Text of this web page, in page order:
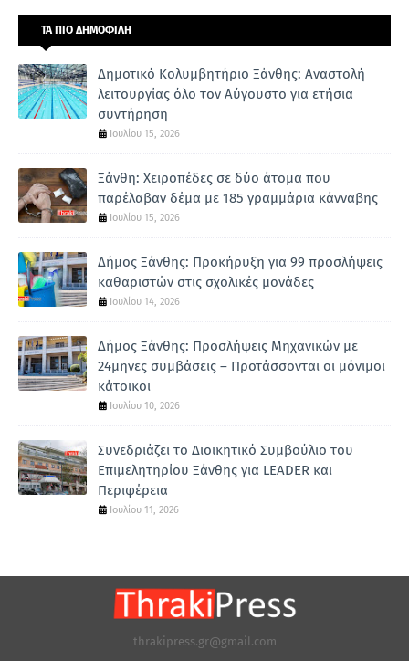
ΤΑ ΠΙΟ ΔΗΜΟΦΙΛΗ
Δημοτικό Κολυμβητήριο Ξάνθης: Αναστολή
λειτουργίας όλο τον Αύγουστο για ετήσια
συντήρηση
Ιουλίου 15, 2026
Ξάνθη: Χειροπέδες σε δύο άτομα που
παρέλαβαν δέμα με 185 γραμμάρια κάνναβης
Ιουλίου 15, 2026
Δήμος Ξάνθης: Προκήρυξη για 99 προσλήψεις
καθαριστών στις σχολικές μονάδες
Ιουλίου 14, 2026
Δήμος Ξάνθης: Προσλήψεις Μηχανικών με
24μηνες συμβάσεις – Προτάσσονται οι μόνιμοι
κάτοικοι
Ιουλίου 10, 2026
Συνεδριάζει το Διοικητικό Συμβούλιο του
Επιμελητηρίου Ξάνθης για LEADER και
Περιφέρεια
Ιουλίου 11, 2026
thrakipress.gr@gmail.com